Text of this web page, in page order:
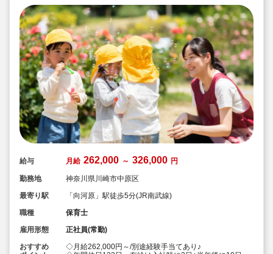
給与 月給 262,000 ～ 326,000 円
勤務地
神奈川県川崎市中原区
最寄り駅
「向河原」駅徒歩5分(JR南武線)
職種
保育士
雇用形態
正社員(常勤)
おすすめ
◇月給262,000円～/別途経験手当てあり♪